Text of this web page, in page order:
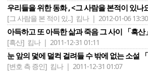
우리들을 위한 동화 , <그 사람을 본적이 있나
[그 사람을 본 적이 있..] 킴나 | 2012-01-06 13:30
아득하고 또 아득한 삶과 죽음 그 사이 「흑산」
[흑산] 킴나 | 2011-12-31 01:11
눈 앞의 덫에 덜컥 걸려들 수 밖에 없는 소설
[변호 측 증인] 킴나 | 2011-12-31 01:07